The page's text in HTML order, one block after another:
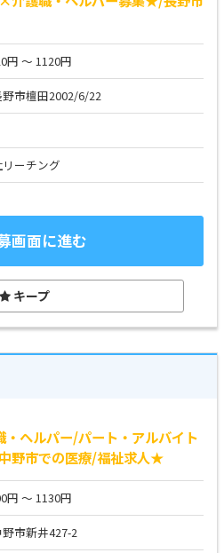
円 ～ 1120円
市檀田2002/6/22
ーチング
画面に進む
キープ
・ヘルパー/パート・アルバイト
野市での医療/福祉求人★
円 ～ 1130円
市新井427-2